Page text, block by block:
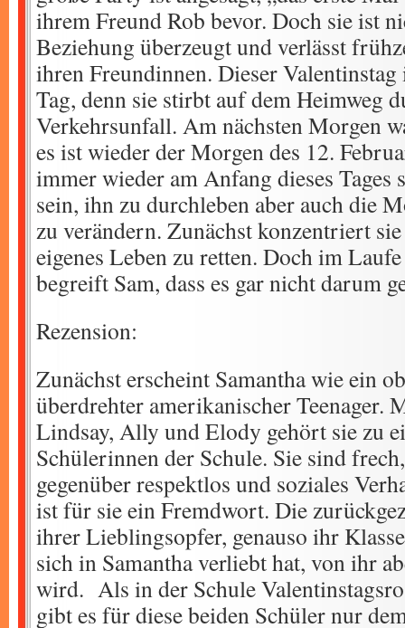
ihrem Freund Rob bevor. Doch sie ist
Beziehung überzeugt und verlässt
ihren Freundinnen. Dieser Valentinstag
Tag, denn sie stirbt auf dem Heimweg
Verkehrsunfall. Am nächsten Morgen
es ist wieder der Morgen des 12.
immer wieder am Anfang dieses Tages
sein, ihn zu durchleben aber auch die
zu verändern. Zunächst konzentriert
eigenes Leben zu retten. Doch im
begreift Sam, dass es gar nicht darum
Rezension:
Zunächst erscheint Samantha wie ein
überdrehter amerikanischer Teenager.
Lindsay, Ally und Elody gehört sie zu
Schülerinnen der Schule. Sie sind
gegenüber respektlos und soziales
ist für sie ein Fremdwort. Die
ihrer Lieblingsopfer, genauso ihr
sich in Samantha verliebt hat, von ihr
wird. Als in der Schule
gibt es für diese beiden Schüler nur